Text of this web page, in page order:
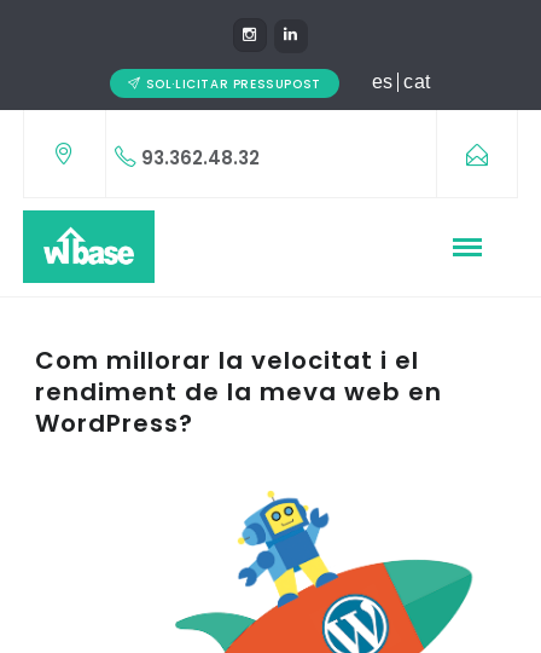
SOL·LICITAR PRESSUPOST es cat
93.362.48.32
Com millorar la velocitat i el
rendiment de la meva web en
WordPress?